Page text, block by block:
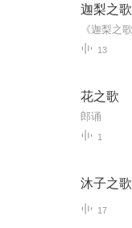
迦梨之歌
13
花之歌
郎诵
1
沐子之歌
17